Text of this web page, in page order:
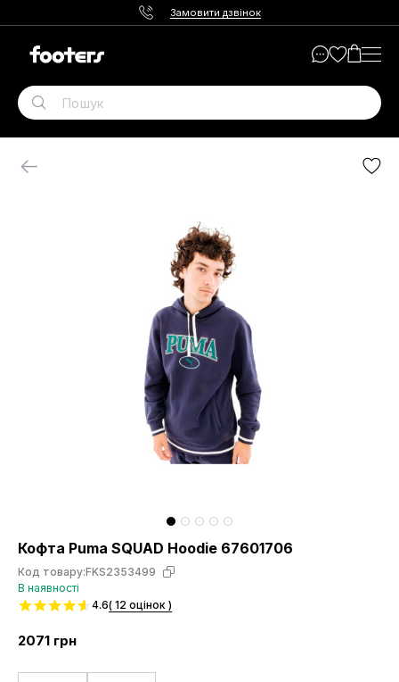
Замовити дзвінок
Кофта Puma SQUAD Hoodie 67601706
Код товару:FKS2353499
В наявності
4.6( 12 оцінок )
2071 грн